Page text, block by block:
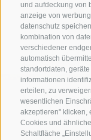
und aufdeckung von
anzeige von
datenschutz
kombination von
verschiedener
automatisch
standortdaten,
informationen
erteilen, zu
wesentlichen
akzeptieren" klicken,
Cookies und
Schaltfläche
Zu